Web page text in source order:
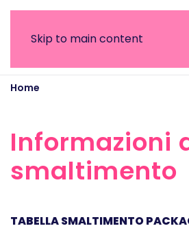
Skip to main content
Home
Informazioni
smaltimento
TABELLA SMALTIMENTO